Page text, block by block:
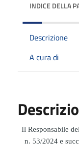
INDICE DELLA
Descrizione
A cura di
Il Responsabile
n. 53/2024 e